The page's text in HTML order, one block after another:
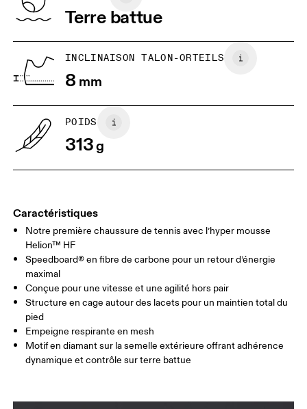
JP 22
5 5.5
UK
Glisser horizontalement pour en savoir plus
remboursement
Viêt Nam Terre battue
INCLINAISON TALON-ORTEILS
8 mm
POIDS
313g
Caractéristiques
Notre première chaussure de tennis avec l’hyper mousse
Helion™ HF
Speedboard® en fibre de carbone pour un retour d’énergie
maximal
Conçue pour une vitesse et une agilité hors pair
Structure en cage autour des lacets pour un maintien total du
pied
Empeigne respirante en mesh
Motif en diamant sur la semelle extérieure offrant adhérence
dynamique et contrôle sur terre battue